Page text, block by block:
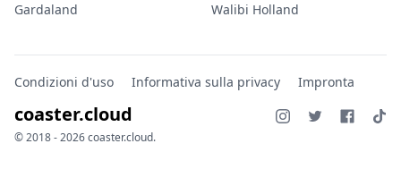
Gardaland
Walibi Holland
Condizioni d'uso Informativa sulla privacy Impronta
coaster.cloud
© 2018 - 2026 coaster.cloud.